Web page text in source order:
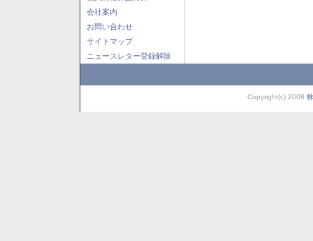
会社案内
お問い合わせ
サイトマップ
ニュースレター登録解除
Copyright(c) 2008